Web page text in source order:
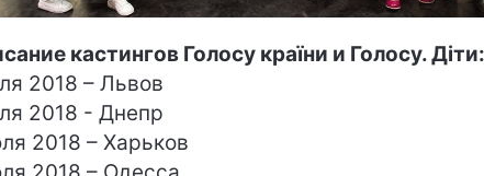
кастингов Голосу країни и Голосу. Діти:
2018 – Львов
2018 - Днепр
2018 – Харьков